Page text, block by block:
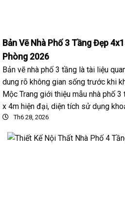
Bản Vẽ Nhà Phố 3 Tầng Đẹp
Phòng 2026
Bản vẽ nhà phố 3 tầng là tài liệu
dung rõ không gian sống trước khi
Mộc Trang giới thiệu mẫu nhà phố
x 4m hiện đại, diện tích sử dụng
Th6 28, 2026